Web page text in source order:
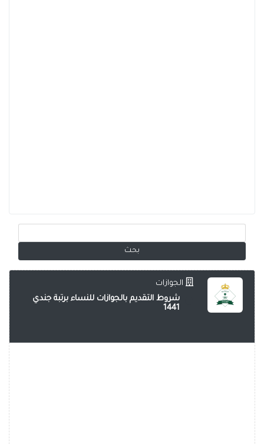
الجوازات
شروط التقديم بالجوازات للنساء برتبة جندي
1441